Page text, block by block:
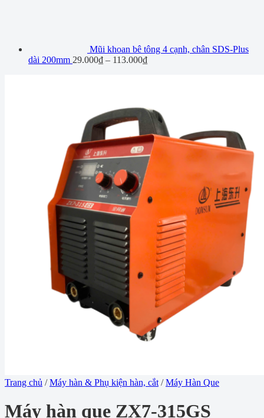
Mũi khoan bê tông 4 cạnh, chân SDS-Plus
dài 200mm 29.000₫ – 113.000₫
Trang chủ / Máy hàn & Phụ kiện hàn, cắt / Máy Hàn Que
Máy hàn que ZX7-315GS